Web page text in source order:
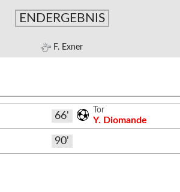
ENDERGEBNIS
F. Exner
66'
Tor
Y. Diomande
90'